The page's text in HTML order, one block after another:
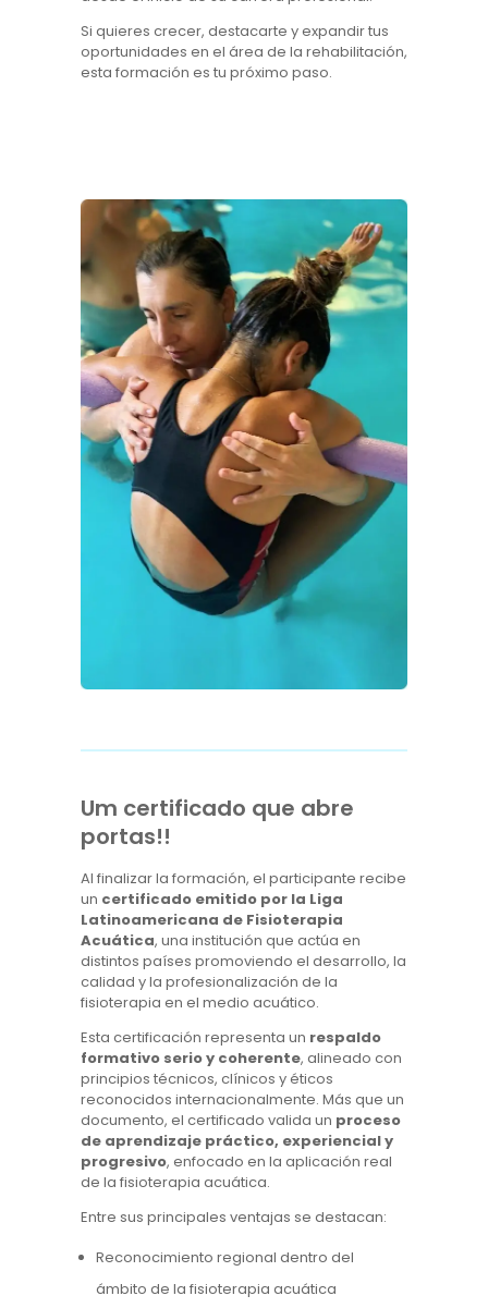
Si quieres crecer, destacarte y expandir tus
oportunidades en el área de la rehabilitación,
esta formación es tu próximo paso.
Um certificado que abre
portas!!
Al finalizar la formación, el participante recibe
un certificado emitido por la Liga
Latinoamericana de Fisioterapia
Acuática, una institución que actúa en
distintos países promoviendo el desarrollo, la
calidad y la profesionalización de la
fisioterapia en el medio acuático.
Esta certificación representa un respaldo
formativo serio y coherente, alineado con
principios técnicos, clínicos y éticos
reconocidos internacionalmente. Más que un
documento, el certificado valida un proceso
de aprendizaje práctico, experiencial y
progresivo, enfocado en la aplicación real
de la fisioterapia acuática.
Entre sus principales ventajas se destacan:
Reconocimiento regional dentro del
ámbito de la fisioterapia acuática